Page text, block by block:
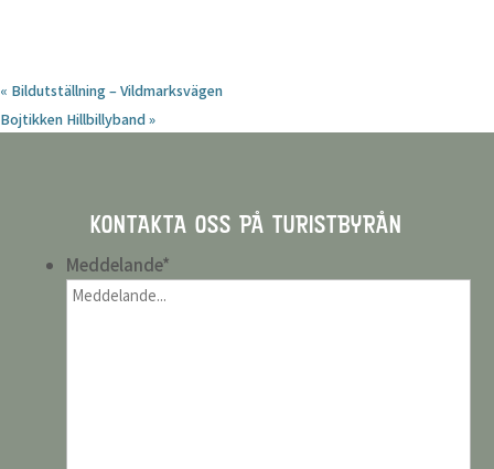
« Bildutställning – Vildmarksvägen
Bojtikken Hillbillyband»
KONTAKTA OSS PÅ TURISTBYRÅN
Meddelande*